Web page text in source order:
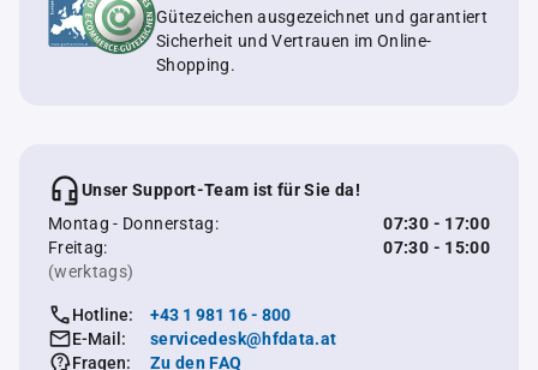
Gütezeichen ausgezeichnet und garantiert
Sicherheit und Vertrauen im Online-
Shopping.
Unser Support-Team ist für Sie da!
Montag - Donnerstag:
07:30 - 17:00
Freitag:
07:30 - 15:00
(werktags)
Hotline:
+43 1 981 16 - 800
E-Mail:
servicedesk@hfdata.at
Fragen:
Zu den FAQ